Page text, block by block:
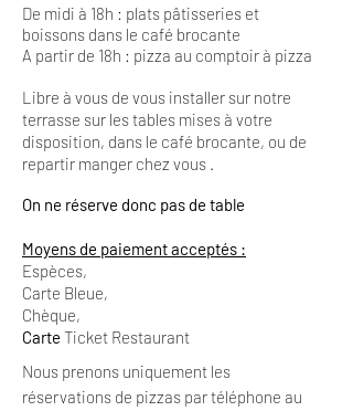
De midi à 18h : plats pâtisseries et
boissons dans le café brocante
A partir de 18h : pizza au comptoir à pizza
Libre à vous de vous installer sur notre
terrasse sur les tables mises à votre
disposition, dans le café brocante, ou de
repartir manger chez vous .
On ne réserve donc pas de table
Moyens de paiement acceptés :
Espèces,
Carte Bleue,
Chèque,
Carte Ticket Restaurant
Nous prenons uniquement les
réservations de pizzas par téléphone au